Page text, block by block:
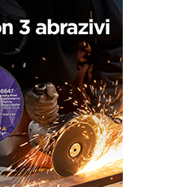
dugoročna korist
mestu!
- više od 40 godina
INDICATOR
za efikasnije